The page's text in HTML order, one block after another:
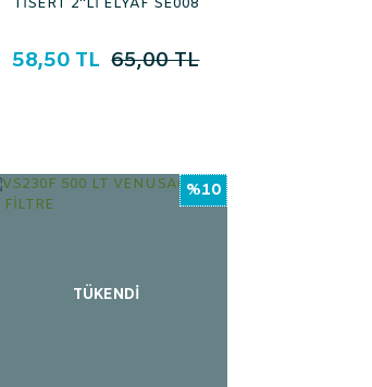
TİSERT 2''Lİ ELYAF SE008
58,50 TL 65,00 TL
%10
TÜKENDİ